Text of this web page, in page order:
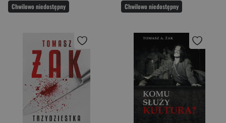
Chwilowo niedostępny Chwilowo niedostępny